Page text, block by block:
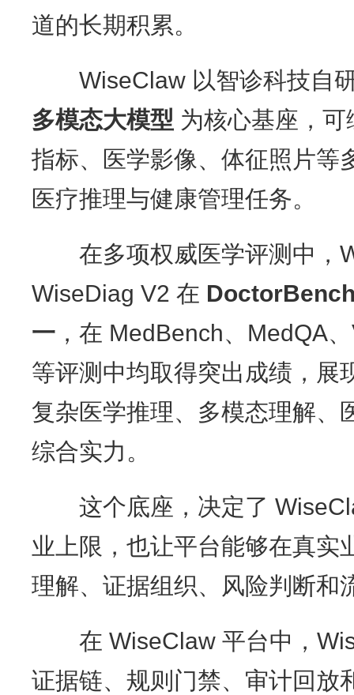
道的长期积累。
WiseClaw 以智诊科技自
多模态大模型 为核心基座，
指标、医学影像、体征照片等
医疗推理与健康管理任务。
在多项权威医学评测中，
WiseDiag V2 在
一 ，在 MedBench、MedQA
等评测中均取得突出成绩，展
复杂医学推理、多模态理解、
综合实力。
这个底座，决定了
业上限，也让平台能够在真实
理解、证据组织、风险判断和
在 WiseClaw 平台中，
证据链、规则门禁、审计回放